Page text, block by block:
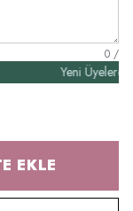
0 /
Yeni Üyelere
EKLE